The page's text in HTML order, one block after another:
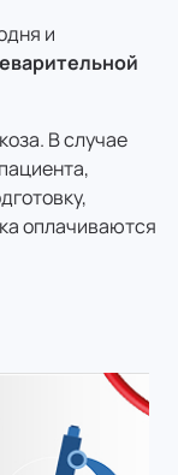
и
В случае
оплачиваются